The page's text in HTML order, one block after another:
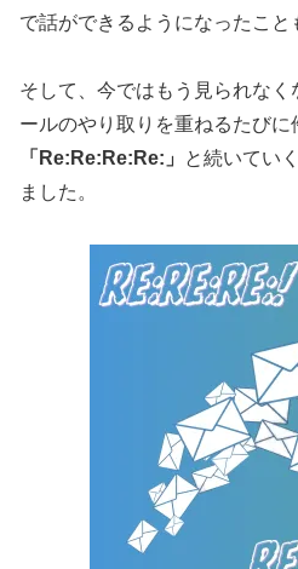
で話ができるようになったこと
そして、今ではもう見られなく
ールのやり取りを重ねるたびに
「Re:Re:Re:Re:」
と続いてい
ました。